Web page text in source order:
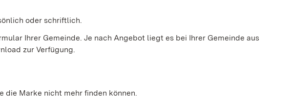
oder schriftlich.
Ihrer Gemeinde. Je nach Angebot liegt es bei Ihrer Gemeinde aus
zur Verfügung.
die Marke nicht mehr finden können.